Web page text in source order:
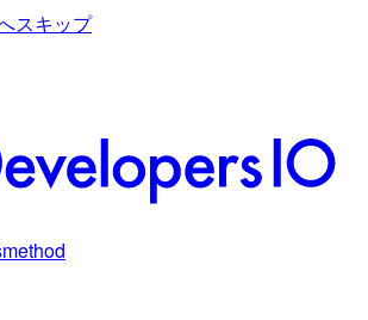
スキップ